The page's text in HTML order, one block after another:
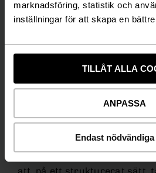
marknadsföring, statistik och
inställningar för att skapa en
TILLÅT ALLA
ANPASSA
Endast
signerades i april en
emission och lånefacilitet,
obligationsinnehavarnas
och därtill har ansökningar
av och uppskov med
och moms beviljats.
kombination med de